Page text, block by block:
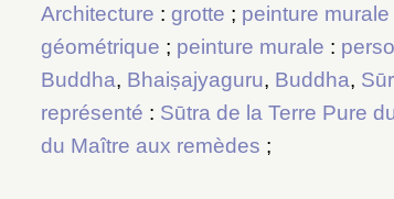
Architecture : grotte ; peinture murale
géométrique ; peinture murale :
Buddha, Bhaiṣajyaguru, Buddha,
représenté : Sūtra de la Terre Pure
du Maître aux remèdes ;